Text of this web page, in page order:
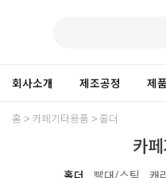
회사소개 제조공정 제
홈 카페기타용품 홀더
카